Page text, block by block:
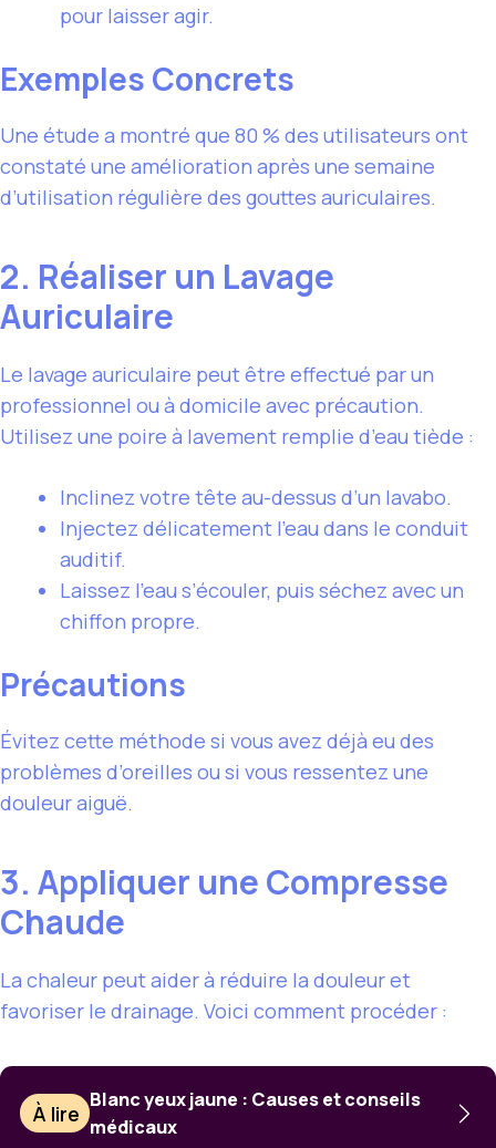
pour laisser agir.
Exemples Concrets
Une étude a montré que 80 % des utilisateurs ont
constaté une amélioration après une semaine
d’utilisation régulière des gouttes auriculaires.
2. Réaliser un Lavage
Auriculaire
Le lavage auriculaire peut être effectué par un
professionnel ou à domicile avec précaution.
Utilisez une poire à lavement remplie d’eau tiède :
Inclinez votre tête au-dessus d’un lavabo.
Injectez délicatement l’eau dans le conduit
auditif.
Laissez l’eau s’écouler, puis séchez avec un
chiffon propre.
Précautions
Évitez cette méthode si vous avez déjà eu des
problèmes d’oreilles ou si vous ressentez une
douleur aiguë.
3. Appliquer une Compresse
Chaude
La chaleur peut aider à réduire la douleur et
favoriser le drainage. Voici comment procéder :
À lire
Blanc yeux jaune : Causes et conseils
médicaux